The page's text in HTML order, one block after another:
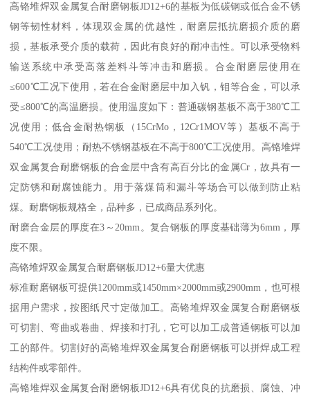
高铬堆焊双金属复合耐磨钢板JD12+6的基板为低碳钢或低合金不锈
钢等韧性材料，体现双金属的优越性，耐磨层抵抗磨损介质的磨
损，基板承受介质的载荷，因此有良好的耐冲击性。可以承受物料
输送系统中承受高落差料斗等冲击和磨损。合金耐磨层使用在
≤600℃工况下使用，若在合金耐磨层中加入钒，钼等合金，可以承
受≤800℃的高温磨损。使用温度如下：普通碳钢基板不高于380℃工
况使用；低合金耐热钢板（15CrMo，12Cr1MOV等）基板不高于
540℃工况使用；耐热不锈钢基板在不高于800℃工况使用。高铬堆焊
双金属复合耐磨钢板的合金层中含有高百分比的金属Cr，故具有一
定防锈和耐腐蚀能力。用于落煤筒和漏斗等场合可以做到防止粘
煤。耐磨钢板规格全，品种多，已成商品系列化。
耐磨合金层的厚度在3～20mm。复合钢板的厚度基础薄为6mm，厚
度不限。
高铬堆焊双金属复合耐磨钢板JD12+6量大优惠
标准耐磨钢板可提供1200mm或1450mm×2000mm或2900mm，也可根
据用户需求，按图纸尺寸定做加工。高铬堆焊双金属复合耐磨钢板
可切割、弯曲或卷曲、焊接和打孔，它可以加工成普通钢板可以加
工的部件。切割好的高铬堆焊双金属复合耐磨钢板可以拼焊成工程
结构件或零部件。
高铬堆焊双金属复合耐磨钢板JD12+6具有优良的抗磨损、腐蚀、冲